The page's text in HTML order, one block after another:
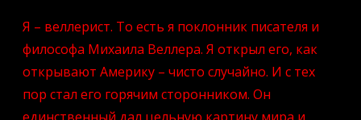
—
Веллер
Михаил
Иосифович
Я – веллерист. То есть я поклонник писателя и
философа Михаила Веллера. Я открыл его, как
открывают Америку – чисто случайно. И с тех
пор стал его горячим сторонником. Он